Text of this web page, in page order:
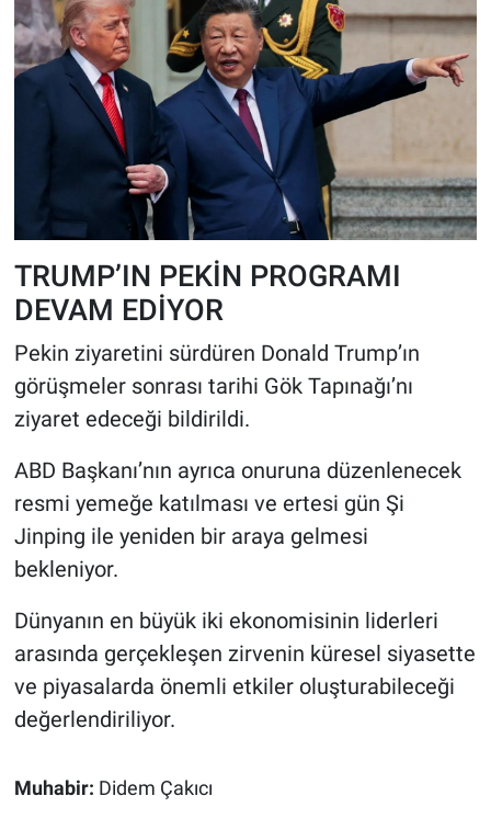
TRUMP’IN PEKİN PROGRAMI
DEVAM EDİYOR
Pekin ziyaretini sürdüren Donald Trump’ın
görüşmeler sonrası tarihi Gök Tapınağı’nı
ziyaret edeceği bildirildi.
ABD Başkanı’nın ayrıca onuruna düzenlenecek
resmi yemeğe katılması ve ertesi gün Şi
Jinping ile yeniden bir araya gelmesi
bekleniyor.
Dünyanın en büyük iki ekonomisinin liderleri
arasında gerçekleşen zirvenin küresel siyasette
ve piyasalarda önemli etkiler oluşturabileceği
değerlendiriliyor.
Muhabir: Didem Çakıcı